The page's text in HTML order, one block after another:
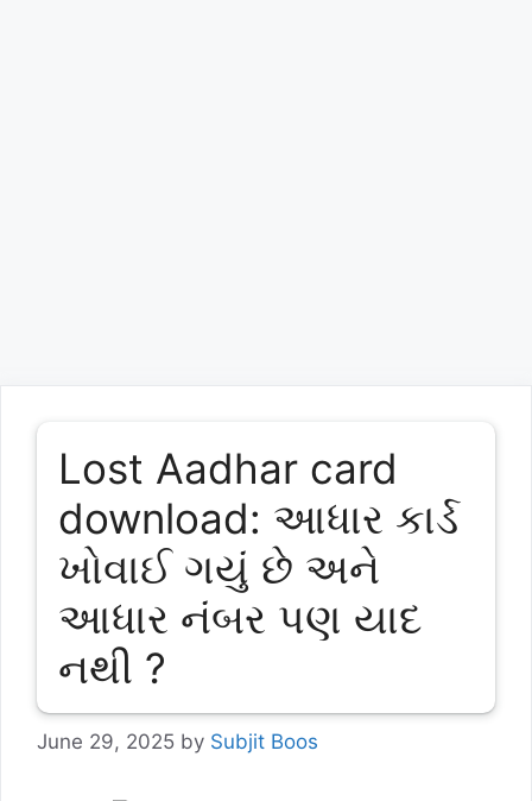
Lost Aadhar card
download: આધાર કાર્ડ
ખોવાઈ ગયું છે અને
આધાર નંબર પણ યાદ
નથી ?
June 29, 2025 by Subjit Boos